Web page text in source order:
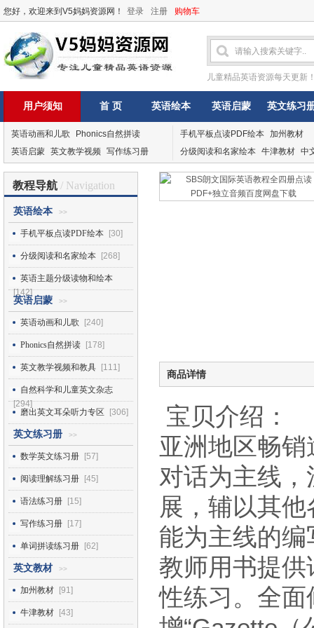
您好，欢迎来到V5妈妈资源网！ 登录 注册 购物车
儿童精品英语资源每天更新
用户须知 首 页 英语绘本 英语启蒙 英文练习
英语动画和儿歌
Phonics自然拼读
英语启蒙 英文教学视频 写作练习册
手机平板点读PDF绘本 加州教材
分级阅读和名家绘本 牛津教材 中
教程导航 / Navigation
英语绘本 >>
手机平板点读PDF绘本 [30]
分级阅读和名家绘本 [268]
英语主题分级读物和绘本
[142]
英语启蒙 >>
英语动画和儿歌 [240]
Phonics自然拼读 [178]
英文教学视频和教具 [111]
自然科学和儿童英文杂志
[294]
磨出英文耳朵听力专区
[306]
英文练习册 >>
数学英文练习册 [57]
阅读理解练习册 [45]
语法练习册 [15]
写作练习册 [17]
单词拼读练习册 [62]
英文教材 >>
加州教材 [91]
牛津教材 [43]
商品详情
宝贝介绍：
亚洲地区畅
对话为主线
展，辅以其
能为主线的
教师用书提
性练习。全